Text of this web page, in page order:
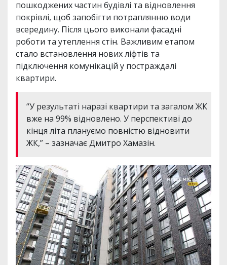
пошкоджених частин будівлі та відновлення
покрівлі, щоб запобігти потраплянню води
всередину. Після цього виконали фасадні
роботи та утеплення стін. Важливим етапом
стало встановлення нових ліфтів та
підключення комунікацій у постраждалі
квартири.
“У результаті наразі квартири та загалом ЖК
вже на 99% відновлено. У перспективі до
кінця літа плануємо повністю відновити
ЖК,” – зазначає Дмитро Хамазін.